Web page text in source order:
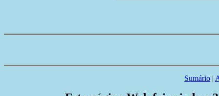
Sumário |